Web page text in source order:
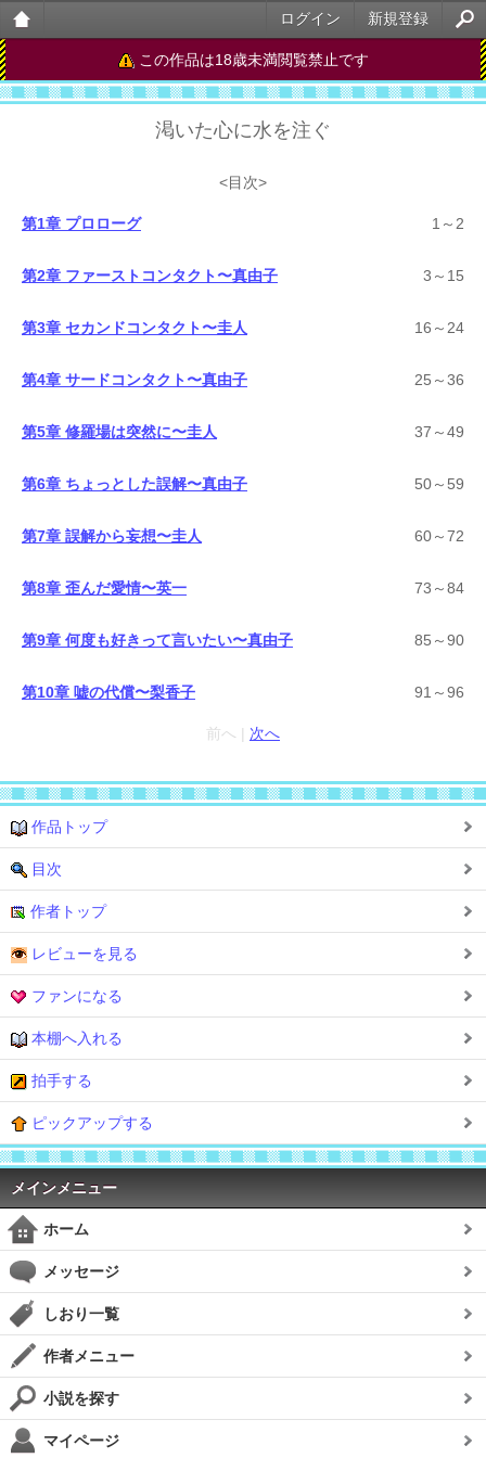
大人
のケ
新規登録
ログイン
この作品は18歳未満閲覧禁止です
渇いた心に水を注ぐ
<目次>
第1章 プロローグ 1～2
第2章 ファーストコンタクト〜真由子 3～15
第3章 セカンドコンタクト〜圭人 16～24
第4章 サードコンタクト〜真由子 25～36
第5章 修羅場は突然に〜圭人 37～49
第6章 ちょっとした誤解〜真由子 50～59
第7章 誤解から妄想〜圭人 60～72
第8章 歪んだ愛情〜英一 73～84
第9章 何度も好きって言いたい〜真由子 85～90
第10章 嘘の代償〜梨香子 91～96
前へ | 次へ
作品トップ
目次
作者トップ
レビューを見る
ファンになる
本棚へ入れる
拍手する
ピックアップする
メインメニュー
ホーム
メッセージ
しおり一覧
作者メニュー
小説を探す
マイページ